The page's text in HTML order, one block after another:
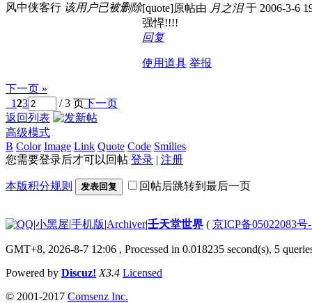
风中侠客行 该用户已被删除[quote]原帖由 月之泪于 2006-3-6
强悍!!!!
回复
使用道具 举报
下一页 »
123 / 3 页下一页
返回列表
高级模式
B Color Image Link Quote Code Smilies
您需要登录后才可以回帖 登录 | 注册
本版积分规则 发表回复 回帖后跳转到最后一页
|小黑屋|手机版|Archiver|壬天堂世界 ( 京ICP备05022083号
GMT+8, 2026-8-7 12:06 , Processed in 0.018235 second(s), 5
Powered by Discuz! X3.4 Licensed
© 2001-2017 Comsenz Inc.